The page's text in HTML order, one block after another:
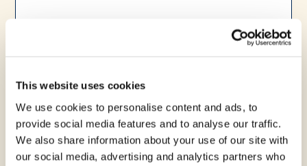
This website uses cookies
We use cookies to personalise content and ads, to
provide social media features and to analyse our traffic.
We also share information about your use of our site with
our social media, advertising and analytics partners who